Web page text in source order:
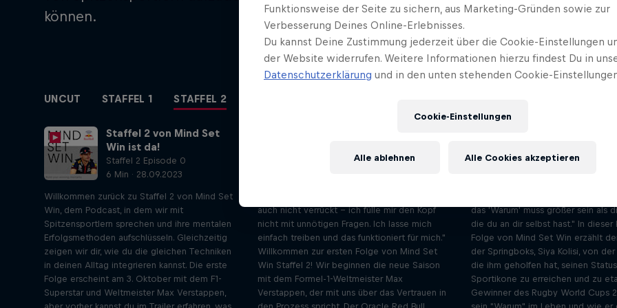
können.
UNCUT STAFFEL 1 STAFFEL 2
Staffel 2 von Mind Set
Win ist da!
Staffel 2 Episode 0
6 Min · 28.09.2023
Willkommen zurück zu Staffel 2 von Mind Set
Win, dem Podcast, in dem wir mit
Spitzensportlern sprechen und ihre mentalen
Erfolgsmethoden aufschlüsseln. Gleichzeitig
zeigen wir dir, wie du die gleichen Techniken
in deinen Alltag integrieren kannst. Die erste
Folge erscheint am 3. Oktober mit dem F1-
Superstar und Weltmeister Max Verstappen,
Staffel 2 Episode 1
auch nicht verrückt - ich fülle mir den Kopf
nicht mit unnötigen Fragen. Ich lasse mich
einfach treiben und das funktioniert für mich."
Willkommen zur ersten Folge von Mind Set
Win Staffel 2! Wir beginnen die neue Saison
mit dem Formel-1-Weltmeister Max
Verstappen, der mit uns über das Vertrauen in
Staffel 2 Episode 2
das 'Warum' muss größer sein als
die du an dir selbst hast." In dieser
Folge von Mind Set Win erzählt
der Springboks, Siya Kolisi, von
die ihm geholfen hat, seinen
Sportikone zu erreichen und zu
Gewinner des Rugby World Cups
Funktionsweise der Seite zu sichern, aus Marketing-Gründen sowie zur
Verbesserung Deines Online-Erlebnisses.
Du kannst Deine Zustimmung jederzeit über die Cookie-Einstellungen
der Website widerrufen. Weitere Informationen hierzu findest Du in
Datenschutzerklärung und in den unten stehenden Cookie-
Cookie-Einstellungen
Alle ablehnen Alle Cookies akzeptieren